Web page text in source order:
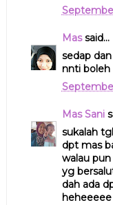
Massaid...
sedap
nnti boleh
Mas Sani
sukalah
dpt mas
walau
yg
dah ada
heheeeee